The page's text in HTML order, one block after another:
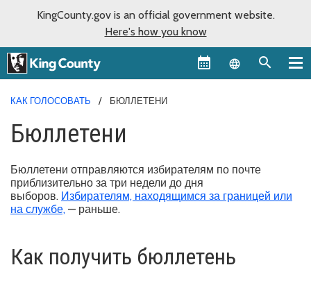
KingCounty.gov is an official government website.
Here's how you know
Language
КАК ГОЛОСОВАТЬ БЮЛЛЕТЕНИ
Бюллетени
Бюллетени отправляются избирателям по почте
приблизительно за три недели до дня
выборов. Избирателям, находящимся за границей или
на службе, — раньше.
Как получить бюллетень